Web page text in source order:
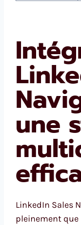
une
LinkedIn Sales
pleinement que